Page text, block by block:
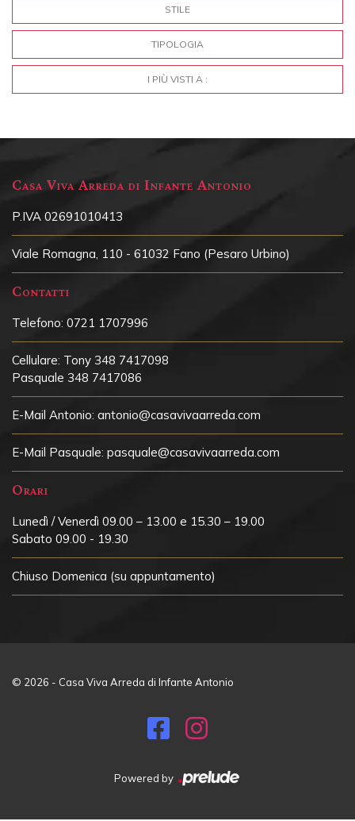
STILE
TIPOLOGIA
I PIÙ VISTI A :
Casa Viva Arreda di Infante Antonio
P.IVA 02691010413
Viale Romagna, 110 - 61032 Fano (Pesaro Urbino)
Contatti
Telefono: 0721 1707996
Cellulare: Tony 348 7417098
Pasquale 348 7417086
E-Mail Antonio: antonio@casavivaarreda.com
E-Mail Pasquale: pasquale@casavivaarreda.com
Orari
Lunedì / Venerdì 09.00 – 13.00 e 15.30 – 19.00
Sabato 09.00 - 19.30
Chiuso Domenica (su appuntamento)
© 2026 - Casa Viva Arreda di Infante Antonio
Powered by